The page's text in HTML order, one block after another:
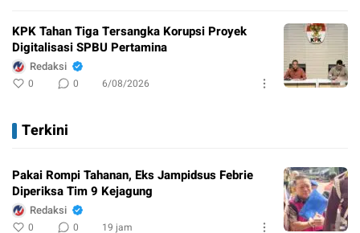
KPK Tahan Tiga Tersangka Korupsi Proyek
Digitalisasi SPBU Pertamina
Redaksi
0 0 6/08/2026
Terkini
Pakai Rompi Tahanan, Eks Jampidsus Febrie
Diperiksa Tim 9 Kejagung
Redaksi
0 0 19 jam